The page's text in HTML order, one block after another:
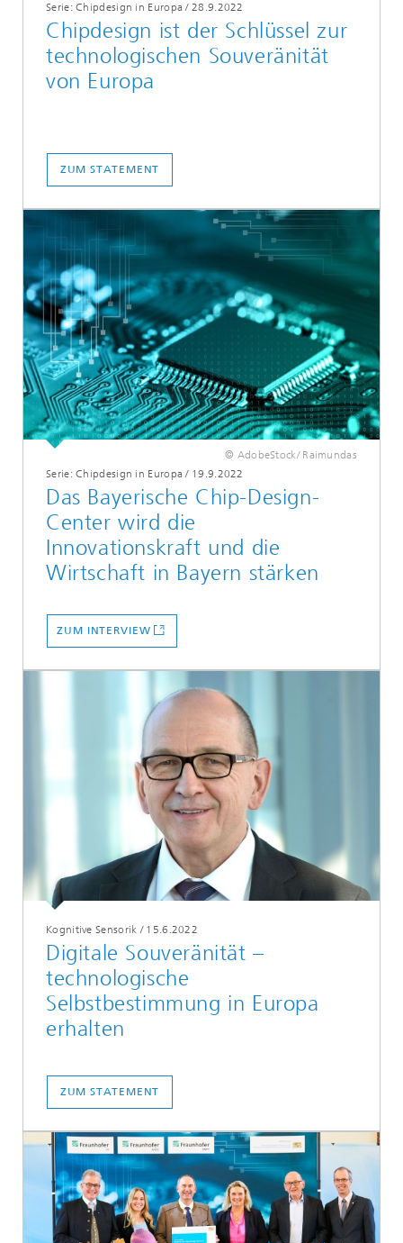
Serie: Chipdesign in Europa/28.9.2022
Chipdesign ist der Schlüssel zur
technologischen Souveränität
von Europa
ZUM STATEMENT
© AdobeStock/ Raimundas
Serie: Chipdesign in Europa/ 19.9.2022
Das Bayerische Chip-Design-
Center wird die
Innovationskraft und die
Wirtschaft in Bayern stärken
ZUM INTERVIEW
Kognitive Sensorik / 15.6.2022
Digitale Souveränität –
technologische
Selbstbestimmung in Europa
erhalten
ZUM STATEMENT